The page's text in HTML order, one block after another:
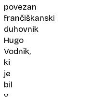
povezan
frančiškanski
duhovnik
Hugo
Vodnik,
ki
je
bil